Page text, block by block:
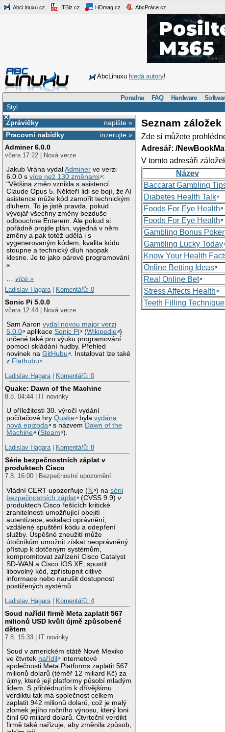
AbcLinuxu.cz ITBiz.cz HDmag.cz AbcPráce.cz
AbcLinuxu hledá autory!
Poradna FAQ Hardware
Styl
×
napište »
Zprávičky
inzerujte »
Pracovní nabídky
Adminer 6.0.0
včera 17:22 | Nová verze
Jakub Vrána vydalAdminer ve verzi
6.0.0 svíce než 130 změnami :
"Většina změn vznikla s asistencí
Claude Opus 5. Někteří lidi se bojí, že AI
asistence může kód zamořit technickým
dluhem. To je jistě pravda, pokud
vývojář všechny změny bezduše
odbouchne Enterem. Ale pokud si
pořádně projde plán, vyjedná v něm
změny a pak totéž udělá i s
vygenerovaným kódem, kvalita kódu
stoupne a technický dluh naopak
klesne. Je to jako párové programování
s
…více »
Ladislav Hagara
Komentářů: 0
Sonic Pi 5.0.0
včera 12:44 | Nová verze
Sam Aaronvydal novou major verzi
5.0.0
aplikaceSonic Pi (Wikipedie )
určené také pro výuku programování
pomocí skládání hudby. Přehled
novinek naGitHubu . Instalovat lze také
z Flathubu .
Ladislav Hagara
Komentářů: 0
Quake: Dawn of the Machine
8.8. 04:44 | IT novinky
U příležitosti 30. výročí vydání
počítačové hryQuake bylavydána
nová epizoda
s názvem Dawn of the
Machine
(Steam ).
Ladislav Hagara
Komentářů: 8
Série bezpečnostních záplat v
produktech Cisco
7.8. 16:00 | Bezpečnostní upozornění
Vládní CERT upozorňuje (𝕏 ) nasérii
bezpečnostních záplat
(CVSS 9.9) v
produktech Cisco řešících kritické
zranitelnosti umožňující obejití
autentizace, eskalaci oprávnění,
vzdálené spuštění kódu a odepření
služby. Úspěšné zneužití může
útočníkům umožnit získat neoprávněný
přístup k dotčeným systémům,
kompromitovat zařízení Cisco Catalyst
SD-WAN a Cisco IOS XE, spustit
libovolný kód, zpřístupnit citlivé
informace nebo narušit dostupnost
postižených systémů.
Ladislav Hagara
Komentářů: 4
Soud nařídil firmě Meta zaplatit 567
milionů USD kvůli újmě způsobené
dětem
7.8. 15:33 | IT novinky
Soud v americkém státě Nové Mexiko
ve čtvrtek nařídil
internetové
společnosti Meta Platforms zaplatit 567
milionů dolarů (téměř 12 miliard Kč) za
újmy, které její platformy působí mladým
lidem. S přihlédnutím k dřívějšímu
verdiktu tak má společnost celkem
zaplatit 942 milionů dolarů, což je malý
zlomek jejího ročního výnosu, který loni
činil 60 miliard dolarů. Čtvrteční verdikt
firmě také nařizuje, aby změnila způsob,
Seznam záložek
Zde si můžete
Adresář: /
V tomto adresáři
Název
Baccarat Gambling
Diabetes Health Talk
Foods For Eye Health
Foods For Eye Health
Gambling Bonus Poker
Gambling Lucky Today
Know Your Health
Online Betting Ideas
Real Online Bet
Stress Affects Health
Teeth Filling Technique